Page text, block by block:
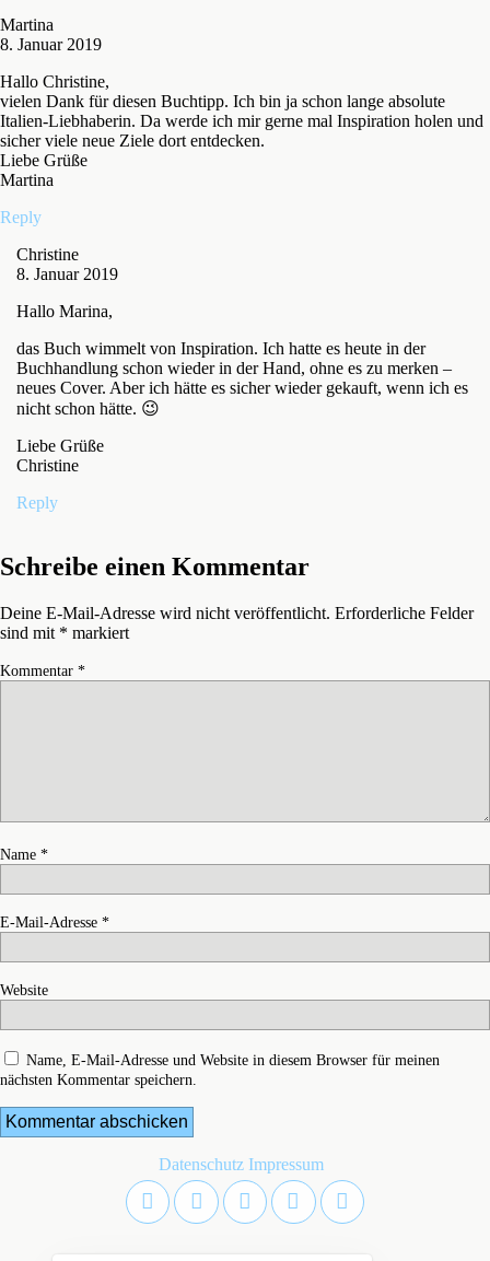
Martina
8. Januar 2019
Hallo Christine,
vielen Dank für diesen Buchtipp. Ich bin ja schon lange absolute
Italien-Liebhaberin. Da werde ich mir gerne mal Inspiration holen und
sicher viele neue Ziele dort entdecken.
Liebe Grüße
Martina
Reply
Christine
8. Januar 2019
Hallo Marina,
das Buch wimmelt von Inspiration. Ich hatte es heute in der
Buchhandlung schon wieder in der Hand, ohne es zu merken –
neues Cover. Aber ich hätte es sicher wieder gekauft, wenn ich es
nicht schon hätte. 😉
Liebe Grüße
Christine
Reply
Schreibe einen Kommentar
Deine E-Mail-Adresse wird nicht veröffentlicht. Erforderliche Felder
sind mit * markiert
Kommentar *
Name *
E-Mail-Adresse *
Website
Name, E-Mail-Adresse und Website in diesem Browser für meinen
nächsten Kommentar speichern.
Datenschutz Impressum